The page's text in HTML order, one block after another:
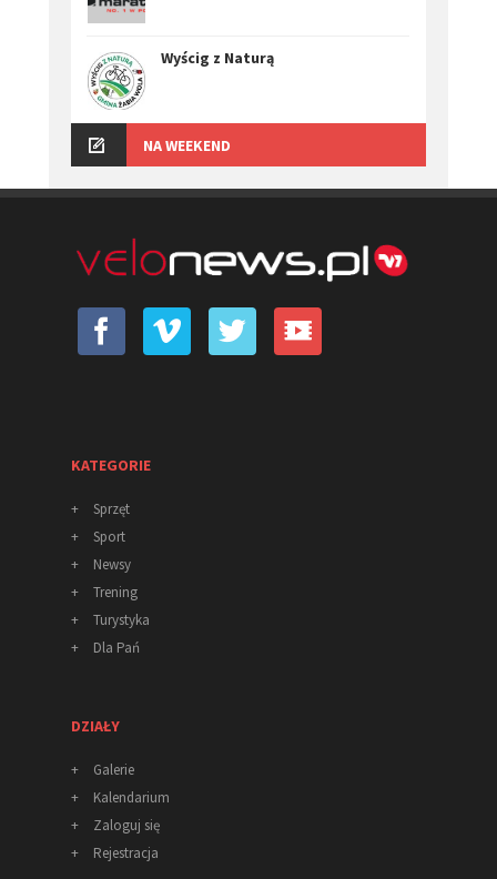
Wyścig z Naturą
NA WEEKEND
KATEGORIE
+
Sprzęt
+
Sport
+
Newsy
+
Trening
+
Turystyka
+
Dla Pań
DZIAŁY
+
Galerie
+
Kalendarium
+
Zaloguj się
+
Rejestracja